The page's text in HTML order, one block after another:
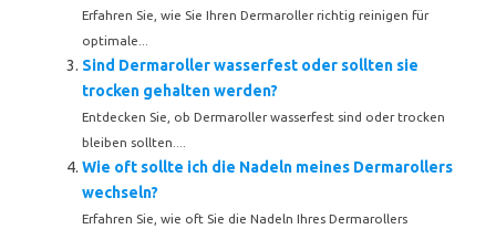
Erfahren Sie, wie Sie Ihren Dermaroller richtig reinigen für
optimale...
Sind Dermaroller wasserfest oder sollten sie
trocken gehalten werden?
Entdecken Sie, ob Dermaroller wasserfest sind oder trocken
bleiben sollten....
Wie oft sollte ich die Nadeln meines Dermarollers
wechseln?
Erfahren Sie, wie oft Sie die Nadeln Ihres Dermarollers